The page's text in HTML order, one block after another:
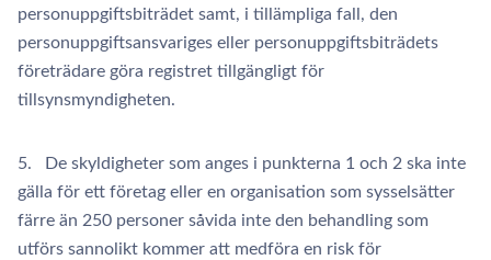
personuppgiftsbiträdet samt, i tillämpliga fall, den
personuppgiftsansvariges eller personuppgiftsbiträdets
företrädare göra registret tillgängligt för
tillsynsmyndigheten.
5. De skyldigheter som anges i punkterna 1 och 2 ska inte
gälla för ett företag eller en organisation som sysselsätter
färre än 250 personer såvida inte den behandling som
utförs sannolikt kommer att medföra en risk för